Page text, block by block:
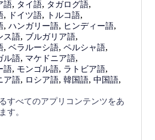
語, タイ語, タガログ語,
, ドイツ語, トルコ語,
,ハンガリー語, ヒンディー語,
ス語, ブルガリア語,
,ベラルーシ語,ペルシャ語,
ル語, マケドニア語,
語, モンゴル語, ラトビア語,
ア語, ロシア語,韓国語,中国語,
すべてのアプリコンテンツをあ
す。